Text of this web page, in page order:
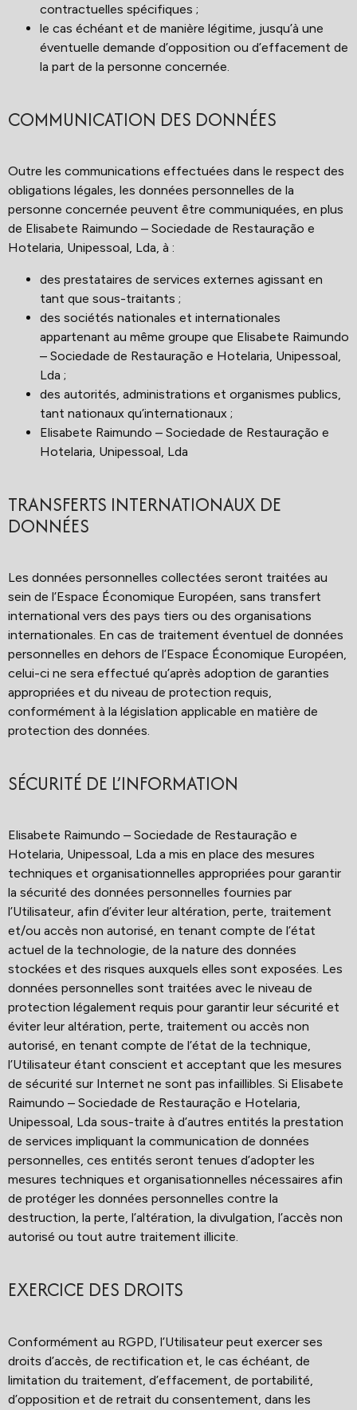
contractuelles spécifiques ;
le cas échéant et de manière légitime, jusqu’à une
éventuelle demande d’opposition ou d’effacement de
la part de la personne concernée.
COMMUNICATION DES DONNÉES
Outre les communications effectuées dans le respect des
obligations légales, les données personnelles de la
personne concernée peuvent être communiquées, en plus
de Elisabete Raimundo – Sociedade de Restauração e
Hotelaria, Unipessoal, Lda, à :
des prestataires de services externes agissant en
tant que sous-traitants ;
des sociétés nationales et internationales
appartenant au même groupe que Elisabete Raimundo
– Sociedade de Restauração e Hotelaria, Unipessoal,
Lda ;
des autorités, administrations et organismes publics,
tant nationaux qu’internationaux ;
Elisabete Raimundo – Sociedade de Restauração e
Hotelaria, Unipessoal, Lda
TRANSFERTS INTERNATIONAUX DE
DONNÉES
Les données personnelles collectées seront traitées au
sein de l’Espace Économique Européen, sans transfert
international vers des pays tiers ou des organisations
internationales. En cas de traitement éventuel de données
personnelles en dehors de l’Espace Économique Européen,
celui-ci ne sera effectué qu’après adoption de garanties
appropriées et du niveau de protection requis,
conformément à la législation applicable en matière de
protection des données.
SÉCURITÉ DE L’INFORMATION
Elisabete Raimundo – Sociedade de Restauração e
Hotelaria, Unipessoal, Lda a mis en place des mesures
techniques et organisationnelles appropriées pour garantir
la sécurité des données personnelles fournies par
l’Utilisateur, afin d’éviter leur altération, perte, traitement
et/ou accès non autorisé, en tenant compte de l’état
actuel de la technologie, de la nature des données
stockées et des risques auxquels elles sont exposées. Les
données personnelles sont traitées avec le niveau de
protection légalement requis pour garantir leur sécurité et
éviter leur altération, perte, traitement ou accès non
autorisé, en tenant compte de l’état de la technique,
l’Utilisateur étant conscient et acceptant que les mesures
de sécurité sur Internet ne sont pas infaillibles. Si Elisabete
Raimundo – Sociedade de Restauração e Hotelaria,
Unipessoal, Lda sous-traite à d’autres entités la prestation
de services impliquant la communication de données
personnelles, ces entités seront tenues d’adopter les
mesures techniques et organisationnelles nécessaires afin
de protéger les données personnelles contre la
destruction, la perte, l’altération, la divulgation, l’accès non
autorisé ou tout autre traitement illicite.
EXERCICE DES DROITS
Conformément au RGPD, l’Utilisateur peut exercer ses
droits d’accès, de rectification et, le cas échéant, de
limitation du traitement, d’effacement, de portabilité,
d’opposition et de retrait du consentement, dans les